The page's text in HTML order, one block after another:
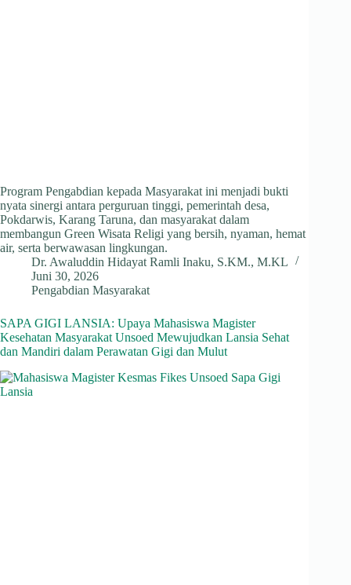
Program Pengabdian kepada Masyarakat ini menjadi bukti
nyata sinergi antara perguruan tinggi, pemerintah desa,
Pokdarwis, Karang Taruna, dan masyarakat dalam
membangun Green Wisata Religi yang bersih, nyaman, hemat
air, serta berwawasan lingkungan.
Dr. Awaluddin Hidayat Ramli Inaku, S.KM., M.KL
Juni 30, 2026
Pengabdian Masyarakat
SAPA GIGI LANSIA: Upaya Mahasiswa Magister
Kesehatan Masyarakat Unsoed Mewujudkan Lansia Sehat
dan Mandiri dalam Perawatan Gigi dan Mulut